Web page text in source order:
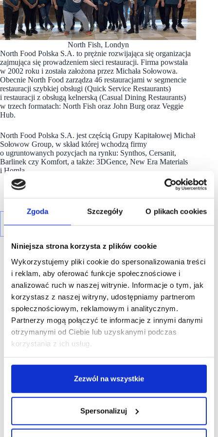
Zgoda Szczegóły O plikach cookies
Niniejsza strona korzysta z plików cookie
Wykorzystujemy pliki cookie do spersonalizowania treści
i reklam, aby oferować funkcje społecznościowe i
analizować ruch w naszej witrynie. Informacje o tym, jak
korzystasz z naszej witryny, udostępniamy partnerom
społecznościowym, reklamowym i analitycznym.
Partnerzy mogą połączyć te informacje z innymi danymi
otrzymanymi od Ciebie lub uzyskanymi podczas
korzystania z ich usług.
Zezwól na wszystkie
Spersonalizuj
North Fish, Londyn
North Food Polska S.A. to prężnie rozwijająca się organizacja
zajmująca się prowadzeniem sieci restauracji. Firma powstała
w 2002 roku i została założona przez Michała Sołowowa.
Obecnie North Food zarządza 46 restauracjami w segmencie
restauracji szybkiej obsługi (Quick Service Restaurants)
i restauracji z obsługą kelnerską (Casual Dining Restaurants)
w trzech formatach: North Fish oraz John Burg oraz Veggie
Hub.
North Food Polska S.A. jest częścią Grupy Kapitałowej Michał
Sołowow Group, w skład której wchodzą firmy
o ugruntowanych pozycjach na rynku: Synthos, Cersanit,
Barlinek czy Komfort, a także: 3DGence, New Era Materials
i Homla.
R E K L A M A